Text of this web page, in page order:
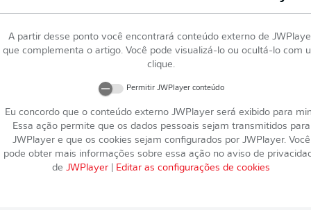
A partir desse ponto você encontrará conteúdo externo de
que complementa o artigo. Você pode visualizá-lo ou ocultá-lo com
clique.
Permitir JWPlayerconteúdo
Eu concordo que o conteúdo externo JWPlayerserá exibido para
Essa ação permite que os dados pessoais sejam transmitidos para
JWPlayere que os cookies sejam configurados por JWPlayer. Você
pode obter mais informações sobre essa ação no aviso de
de JWPlayer Editar as configurações de cookies